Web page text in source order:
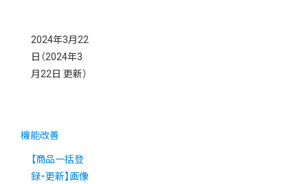
2024年3月22
日 （2024年3
月22日 更新）
機能改善
【商品一括登
録・更新】画像